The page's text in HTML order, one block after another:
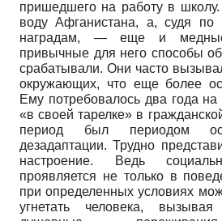
пришедшего на работу в
воду Афганистана, а, судя по
наградам, — еще и
привычные для него способы
срабатывали. Они часто
окружающих, что еще более
Ему потребовалось два года на
«в своей тарелке» в
период был периодом
дезадаптации. Трудно
настроение. Ведь
проявляется не только в
при определенных условиях
угнетать человека,